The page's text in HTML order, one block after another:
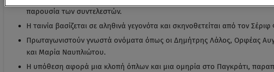
παρουσία των συντελεστών.
Η ταινία βασίζεται σε αληθινά γεγονότα και σκηνοθετείται από τον
Πρωταγωνιστούν γνωστά ονόματα όπως οι Δημήτρης Λάλος, Ορφέας
και Μαρία Ναυπλιώτου.
Η υπόθεση αφορά μια κλοπή όπλων και μια ομηρία στο Παγκράτι,